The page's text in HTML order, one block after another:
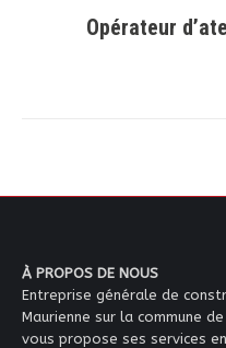
Opérateur
À PROPOS DE NOUS
Entreprise générale de
Maurienne sur la commune
vous propose ses services